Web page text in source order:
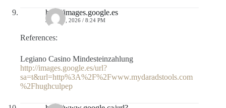
http://images.google.es
JULIO 9, 2026 / 8:24 PM
References:
Legiano Casino Mindesteinzahlung
http://images.google.es/url?
sa=t&url=http%3A%2F%2Fwww.mydaradstools.com
%2Fhughculpep